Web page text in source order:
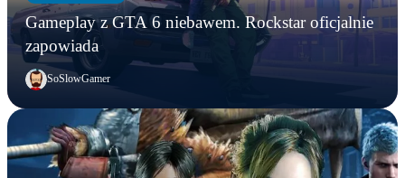
Gameplay z GTA 6 niebawem. Rockstar oficjalnie
zapowiada
SoSlowGamer